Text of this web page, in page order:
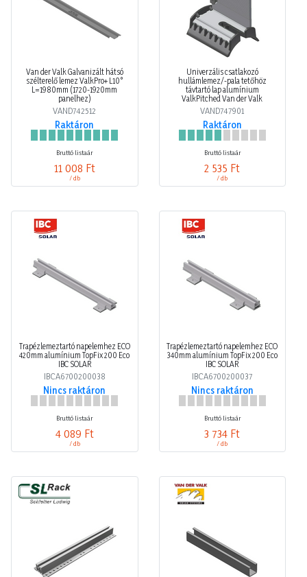
Van der Valk Galvanizált hátsó
szélterelő lemez ValkPro+ L10°
L=1980mm (1720-1920mm
panelhez)
VAND742512
Raktáron
Bruttó listaár
11 008 Ft
/ db
Univerzális csatlakozó
hullámlemez/-pala tetőhöz
távtartó lap alumínium
ValkPitched Van der Valk
VAND747901
Raktáron
Bruttó listaár
2 535 Ft
/ db
Trapézlemeztartó napelemhez ECO
420mm alumínium TopFix 200 Eco
IBC SOLAR
IBCA6700200038
Nincs raktáron
Bruttó listaár
4 089 Ft
/ db
Trapézlemeztartó napelemhez ECO
340mm alumínium TopFix 200 Eco
IBC SOLAR
IBCA6700200037
Nincs raktáron
Bruttó listaár
3 734 Ft
/ db